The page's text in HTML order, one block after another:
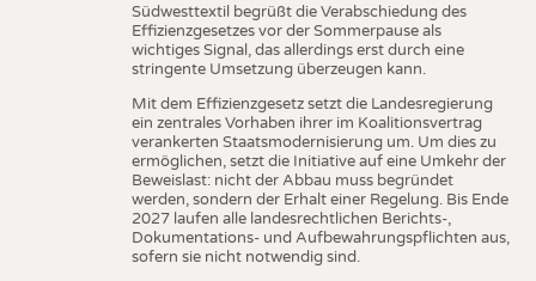
Südwesttextil begrüßt die Verabschiedung des
Effizienzgesetzes vor der Sommerpause als
wichtiges Signal, das allerdings erst durch eine
stringente Umsetzung überzeugen kann.
Mit dem Effizienzgesetz setzt die Landesregierung
ein zentrales Vorhaben ihrer im Koalitionsvertrag
verankerten Staatsmodernisierung um. Um dies zu
ermöglichen, setzt die Initiative auf eine Umkehr der
Beweislast: nicht der Abbau muss begründet
werden, sondern der Erhalt einer Regelung. Bis Ende
2027 laufen alle landesrechtlichen Berichts-,
Dokumentations- und Aufbewahrungspflichten aus,
sofern sie nicht notwendig sind.